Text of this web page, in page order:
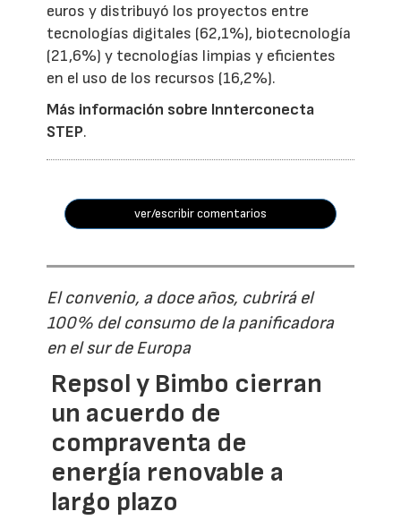
euros y distribuyó los proyectos entre
tecnologías digitales (62,1%), biotecnología
(21,6%) y tecnologías limpias y eficientes
en el uso de los recursos (16,2%).
Más información sobre Innterconecta
STEP.
ver/escribir comentarios
El convenio, a doce años, cubrirá el
100% del consumo de la panificadora
en el sur de Europa
Repsol y Bimbo cierran
un acuerdo de
compraventa de
energía renovable a
largo plazo